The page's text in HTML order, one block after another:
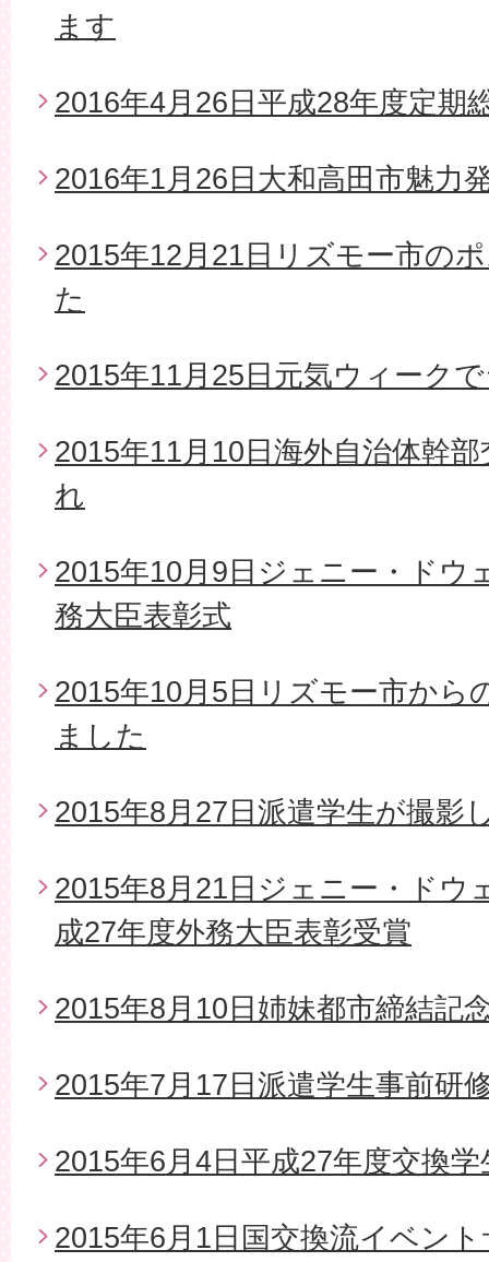
ます
2016年4月26日平成28年度定期
2016年1月26日大和高田市魅力
2015年12月21日リズモー市の
た
2015年11月25日元気ウィーク
2015年11月10日海外自治体幹
れ
2015年10月9日ジェニー・ドウ
務大臣表彰式
2015年10月5日リズモー市から
ました
2015年8月27日派遣学生が撮影
2015年8月21日ジェニー・ドウ
成27年度外務大臣表彰受賞
2015年8月10日姉妹都市締結記
2015年7月17日派遣学生事前研
2015年6月4日平成27年度交換
2015年6月1日国交換流イベン